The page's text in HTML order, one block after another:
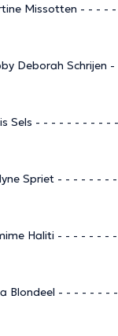
Missotten - - - -
Deborah Schrijen
Sels - - - - - - - - - -
Spriet - - - - - - -
Haliti - - - - - - -
Blondeel - - - - - - -